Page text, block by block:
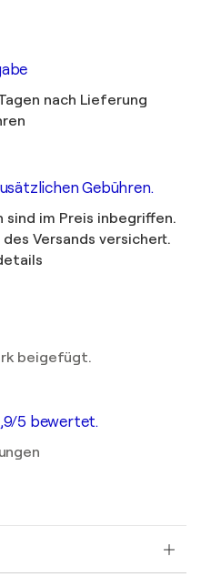
nach Lieferung
Gebühren.
sind im Preis inbegriffen.
Versands versichert.
beigefügt.
5 bewertet.